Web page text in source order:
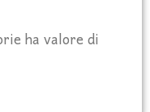
ha valore di